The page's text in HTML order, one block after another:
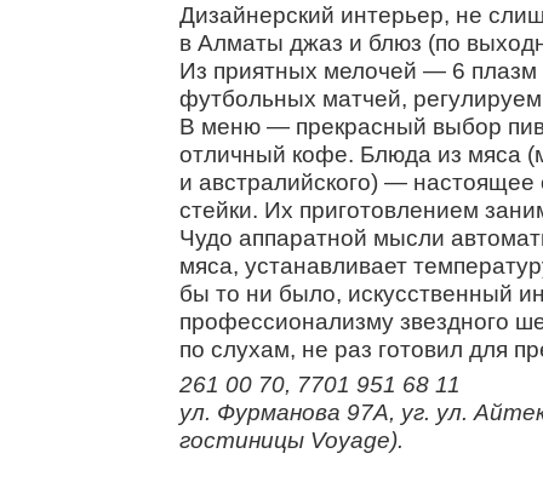
Дизайнерский интерьер, не
в Алматы джаз и блюз (по
Из приятных мелочей — 6 плазм
футбольных матчей,
В меню — прекрасный выбор
отличный кофе. Блюда из мяса
и австралийского) —
стейки. Их приготовлением
Чудо аппаратной мысли
мяса, устанавливает
бы то ни было, искусственный
профессионализму звездного
по слухам, не раз готовил для
261 00 70, 7701 951 68 11
ул. Фурманова 97А, уг. ул.
гостиницы Voyage).